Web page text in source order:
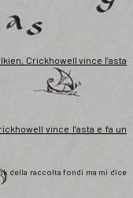
Crickhowell vince l’asta
vince l’asta e fa un
della raccolta fondi ma mi dice